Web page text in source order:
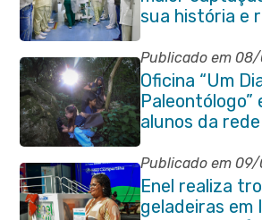
sua história e
compromisso
Publicado em
Oficina “Um
Paleontólogo”
alunos da
Itaboraí
Publicado em
Enel realiza
geladeiras em